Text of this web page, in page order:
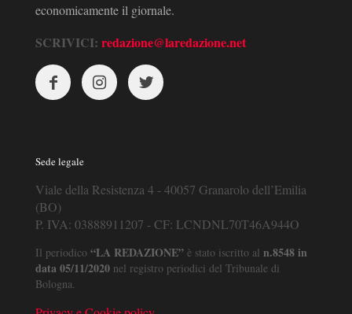
economicamente il giornale.
SCRIVICI: redazione@laredazione.net
Sede legale
Viale della Resistenza 4 - 40057 Granarolo dell’Emilia
(BO)
P. IVA: 03888911207 - CF: LCNDNL70T46A944O
Il periodico “LA REDAZIONE” è stato iscritto al n.8548 in
data 05/11/2020 nel registro periodici del Tribunale di
Bologna.